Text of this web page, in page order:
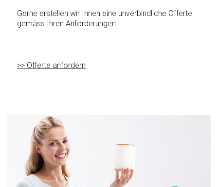
Gerne erstellen wir Ihnen eine unverbindliche Offerte
gemäss Ihren Anforderungen.
>> Offerte anfordern